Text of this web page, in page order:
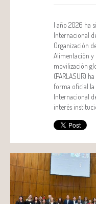
l año 2026 ha
Internacional
Organización
Alimentación y
movilización
(PARLASUR)
forma oficial
Internacional
interés